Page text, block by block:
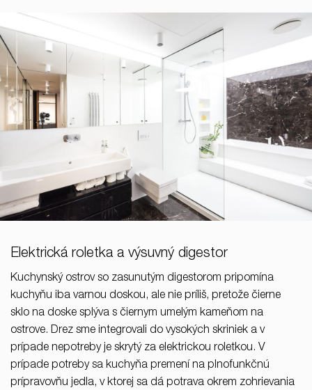
Elektrická roletka a výsuvný digestor
Kuchynský ostrov so zasunutým digestorom pripomína
kuchyňu iba varnou doskou, ale nie príliš, pretože čierne
sklo na doske splýva s čiernym umelým kameňom na
ostrove. Drez sme integrovali do vysokých skriniek a v
prípade nepotreby je skrytý za elektrickou roletkou. V
prípade potreby sa kuchyňa premení na plnofunkčnú
prípravovňu jedla, v ktorej sa dá potrava okrem zohrievania